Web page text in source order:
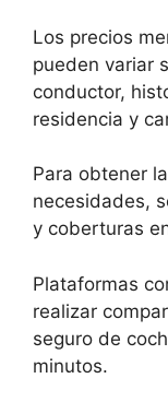
Los precios
pueden variar
conductor,
residencia y
Para obtener
necesidades,
y coberturas
Plataformas
realizar
seguro de
minutos.